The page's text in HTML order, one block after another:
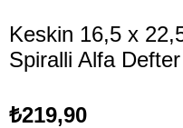
Keskin 16,5 x
Spiralli Alfa
₺219,90